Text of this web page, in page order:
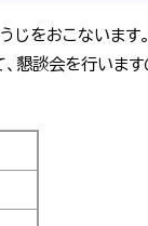
をおこないます
懇談会を行いま